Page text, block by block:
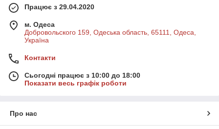
Працює з 29.04.2020
м. Одеса
Добровольского 159, Одеська область, 65111, Одеса,
Україна
Контакти
Сьогодні працює з 10:00 до 18:00
Показати весь графік роботи
Про нас